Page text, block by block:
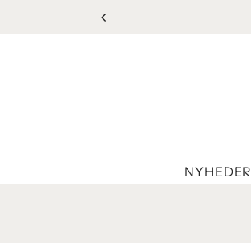
Spring til indhold
NYHEDER